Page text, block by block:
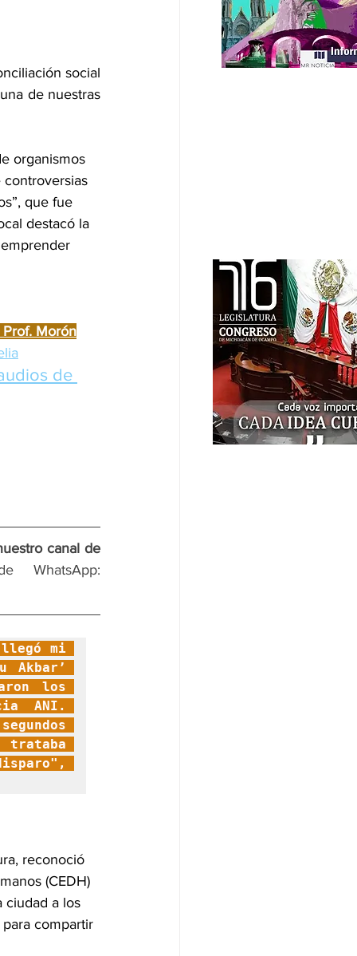
social
de nuestras
organismos
que fue
destacó la
Morón
de
canal de
llegó mi
los
ANI.
trataba
reconoció
(CEDH)
ciudad a los
compartir